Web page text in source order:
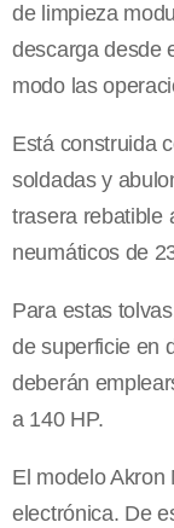
de limpieza
descarga desde
modo las
Está construida
soldadas y
trasera rebatible
neumáticos de
Para estas
de superficie en
deberán
a 140 HP.
El modelo Akron
electrónica. De